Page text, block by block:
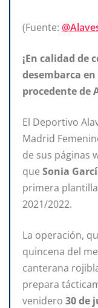
(Fuente:
¡En calidad de
desembarca en
procedentede
El Deportivo
Madrid
de sus páginas
que Sonia
primera
2021/2022.
La operación,
quincena del
canterana
prepara
venidero 30 de